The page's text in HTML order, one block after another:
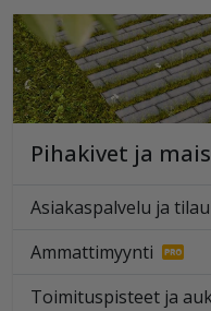
Pihakivet ja
Asiakaspalvelu ja
Ammattimyynti
Toimituspisteet ja